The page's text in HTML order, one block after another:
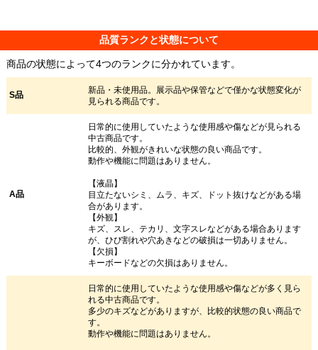
品質ランクと状態について
商品の状態によって4つのランクに分かれています。
S品
新品・未使用品。展示品や保管などで僅かな状態変化が
見られる商品です。
A品
日常的に使用していたような使用感や傷などが見られる
中古商品です。
比較的、外観がきれいな状態の良い商品です。
動作や機能に問題はありません。
【液晶】
目立たないシミ、ムラ、キズ、ドット抜けなどがある場
合があります。
【外観】
キズ、スレ、テカリ、文字スレなどがある場合あります
が、ひび割れや穴あきなどの破損は一切ありません。
【欠損】
キーボードなどの欠損はありません。
日常的に使用していたような使用感や傷などが多く見ら
れる中古商品です。
多少のキズなどがありますが、比較的状態の良い商品で
す。
動作や機能に問題はありません。